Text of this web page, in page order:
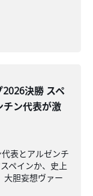
決勝 スペ
チン代表が激
表とアルゼンチ
ペインか、史上
大胆妄想ヴァー